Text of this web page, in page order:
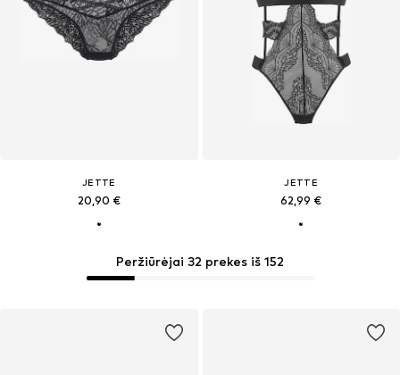
Peržiūrėjai 32 prekes iš 152
JETTE
20,90 €
JETTE
62,99 €